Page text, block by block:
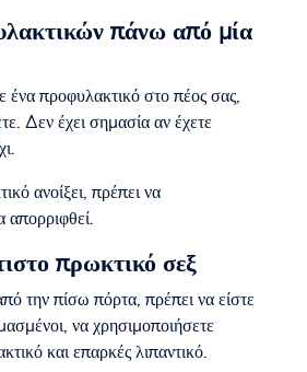
πάνω από μία
ένα προφυλακτικό στο πέος σας,
Δεν έχει σημασία αν έχετε
ανοίξει, πρέπει να
απορριφθεί.
πρωκτικό σεξ
την πίσω πόρτα, πρέπει να είστε
να χρησιμοποιήσετε
και επαρκές λιπαντικό.